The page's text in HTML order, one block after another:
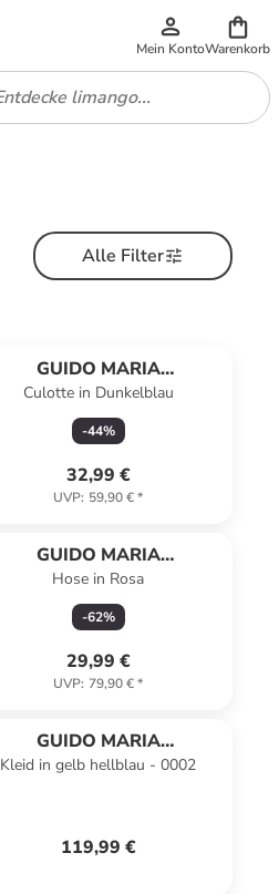
Mein KontoWarenkorb
Alle Filter
GUIDO MARIA
KRETSCHMER
Culotte in Dunkelblau
-44%
32,99 €
UVP: 59,90 €*
GUIDO MARIA
KRETSCHMER
Hose in Rosa
-62%
29,99 €
UVP: 79,90 €*
GUIDO MARIA
KRETSCHMER
Kleid in gelb hellblau - 0002
119,99 €